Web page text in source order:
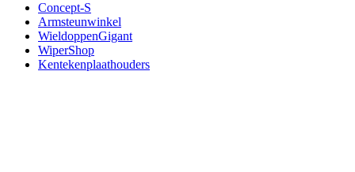
Concept-S
Armsteunwinkel
WieldoppenGigant
WiperShop
Kentekenplaathouders